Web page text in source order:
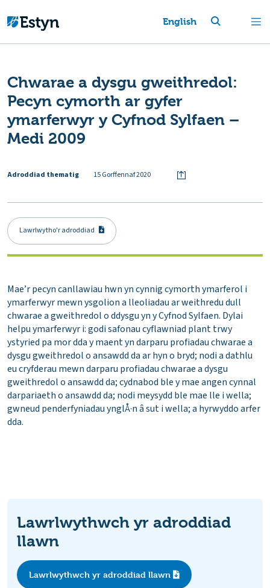
English
Chwarae a dysgu gweithredol:
Pecyn cymorth ar gyfer
ymarferwyr y Cyfnod Sylfaen –
Medi 2009
Adroddiad thematig 15 Gorffennaf 2020
Lawrlwytho'r adroddiad
Mae’r pecyn canllawiau hwn yn cynnig cymorth ymarferol i
ymarferwyr mewn ysgolion a lleoliadau ar weithredu dull
chwarae a gweithredol o ddysgu yn y Cyfnod Sylfaen. Dylai
helpu ymarferwyr i: godi safonau cyflawniad plant trwy
ystyried pa mor dda y maent yn darparu profiadau chwarae a
dysgu gweithredol o ansawdd da ar hyn o bryd; nodi a dathlu
eu cryfderau mewn darparu profiadau chwarae a dysgu
gweithredol o ansawdd da; cydnabod ble y mae angen cynnal
darpariaeth o ansawdd da; nodi meysydd ble mae lle i wella;
gwneud penderfyniadau ynglÅ·n â sut i wella; a hyrwyddo arfer
dda.
Lawrlwythwch yr adroddiad
llawn
Lawrlwythwch yr adroddiad llawn